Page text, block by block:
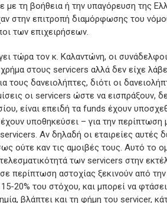
με τη βοήθεια ή την υπαγόρευση της
στην επιτροπή διαμόρφωσης του
των επιχειρήσεων.
τώρα τον κ. Καλαντώνη, οι
στους servicers αλλά δεν είχε
τους δανειολήπτες, διότι οι
οι servicers ώστε να εισπράξουν,
είναι επειδή τα funds έχουν
υποθηκεύσει – για την
Αν δηλαδή οι εταιρείες αυτές
ούτε καν τις αμοιβές τους. Αυτό το
των servicers στην
περίπτωση αστοχίας ξεκινούν από
20% του στόχου, και μπορεί να
βλάπτει και τη φήμη του servicer,